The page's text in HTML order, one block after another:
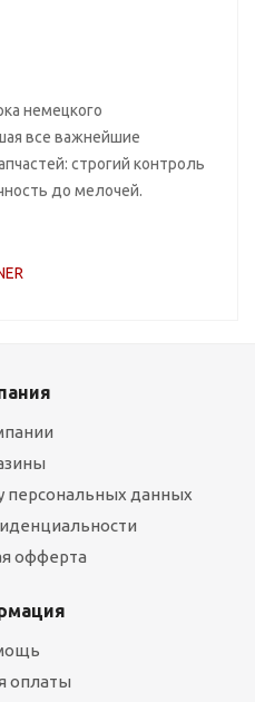
немецкого
все важнейшие
строгий контроль
до мелочей.
персональных данных
офферта
оплаты